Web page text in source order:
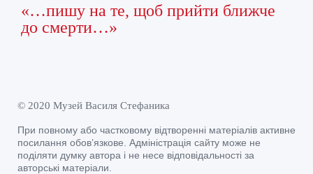
«…пишу на те, щоб прийти ближче
до смерти…»
© 2020 Музей Василя Стефаника
При повному або частковому відтворенні матеріалів активне
посилання обов’язкове. Адміністрація сайту може не
поділяти думку автора і не несе відповідальності за
авторські матеріали.